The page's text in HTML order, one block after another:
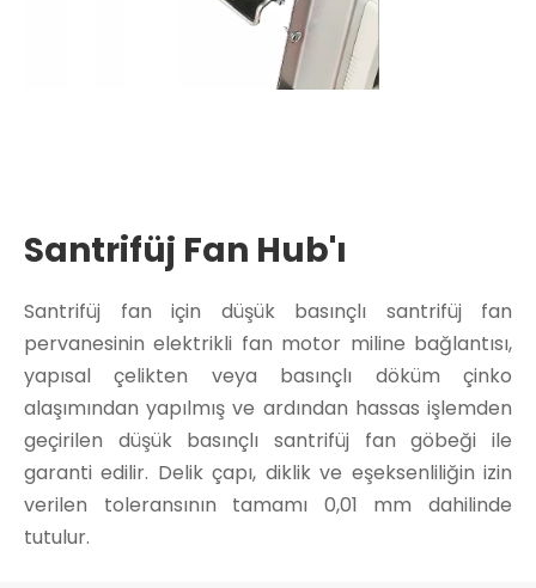
Santrifüj Fan Hub'ı
Santrifüj fan için düşük basınçlı santrifüj fan
pervanesinin elektrikli fan motor miline bağlantısı,
yapısal çelikten veya basınçlı döküm çinko
alaşımından yapılmış ve ardından hassas işlemden
geçirilen düşük basınçlı santrifüj fan göbeği ile
garanti edilir. Delik çapı, diklik ve eşeksenliliğin izin
verilen toleransının tamamı 0,01 mm dahilinde
tutulur.